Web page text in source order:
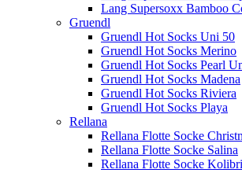
Lang Supersoxx Bamboo
Gruendl
Gruendl Hot Socks Uni 50
Gruendl Hot Socks Merino
Gruendl Hot Socks Pearl
Gruendl Hot Socks Madena
Gruendl Hot Socks Riviera
Gruendl Hot Socks Playa
Rellana
Rellana Flotte Socke
Rellana Flotte Socke Salina
Rellana Flotte Socke Kolibri